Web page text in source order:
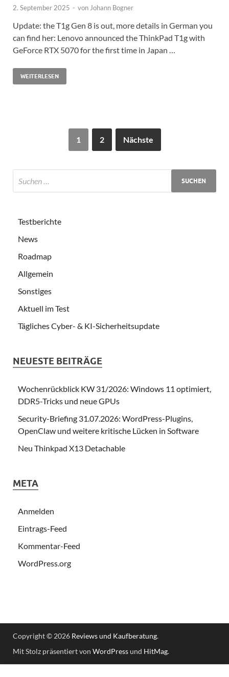
2. September 2025 - von Johann Bogner
Update: the T1g Gen 8 is out, more details in German you
can find her: Lenovo announced the ThinkPad T1g with
GeForce RTX 5070 for the first time in Japan …
WEITERLESEN
1 2 Nächste
Testberichte
News
Roadmap
Allgemein
Sonstiges
Aktuell im Test
Tägliches Cyber- & KI-Sicherheitsupdate
NEUESTE BEITRÄGE
Wochenrückblick KW 31/2026: Windows 11 optimiert,
DDR5-Tricks und neue GPUs
Security-Briefing 31.07.2026: WordPress-Plugins,
OpenClaw und weitere kritische Lücken in Software
Neu Thinkpad X13 Detachable
META
Anmelden
Eintrags-Feed
Kommentar-Feed
WordPress.org
Copyright © 2026 Reviews und Kaufberatung.
Mit Stolz präsentiert von WordPressund HitMag.